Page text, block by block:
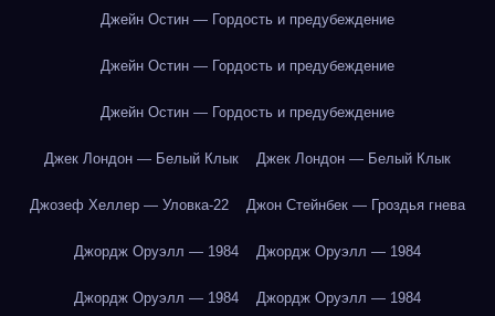
Джейн Остин — Гордость и предубеждение
Джейн Остин — Гордость и предубеждение
Джейн Остин — Гордость и предубеждение
Джек Лондон — Белый Клык Джек Лондон — Белый Клык
Джозеф Хеллер — Уловка-22 Джон Стейнбек — Гроздья гнева
Джордж Оруэлл — 1984 Джордж Оруэлл — 1984
Джордж Оруэлл — 1984 Джордж Оруэлл — 1984